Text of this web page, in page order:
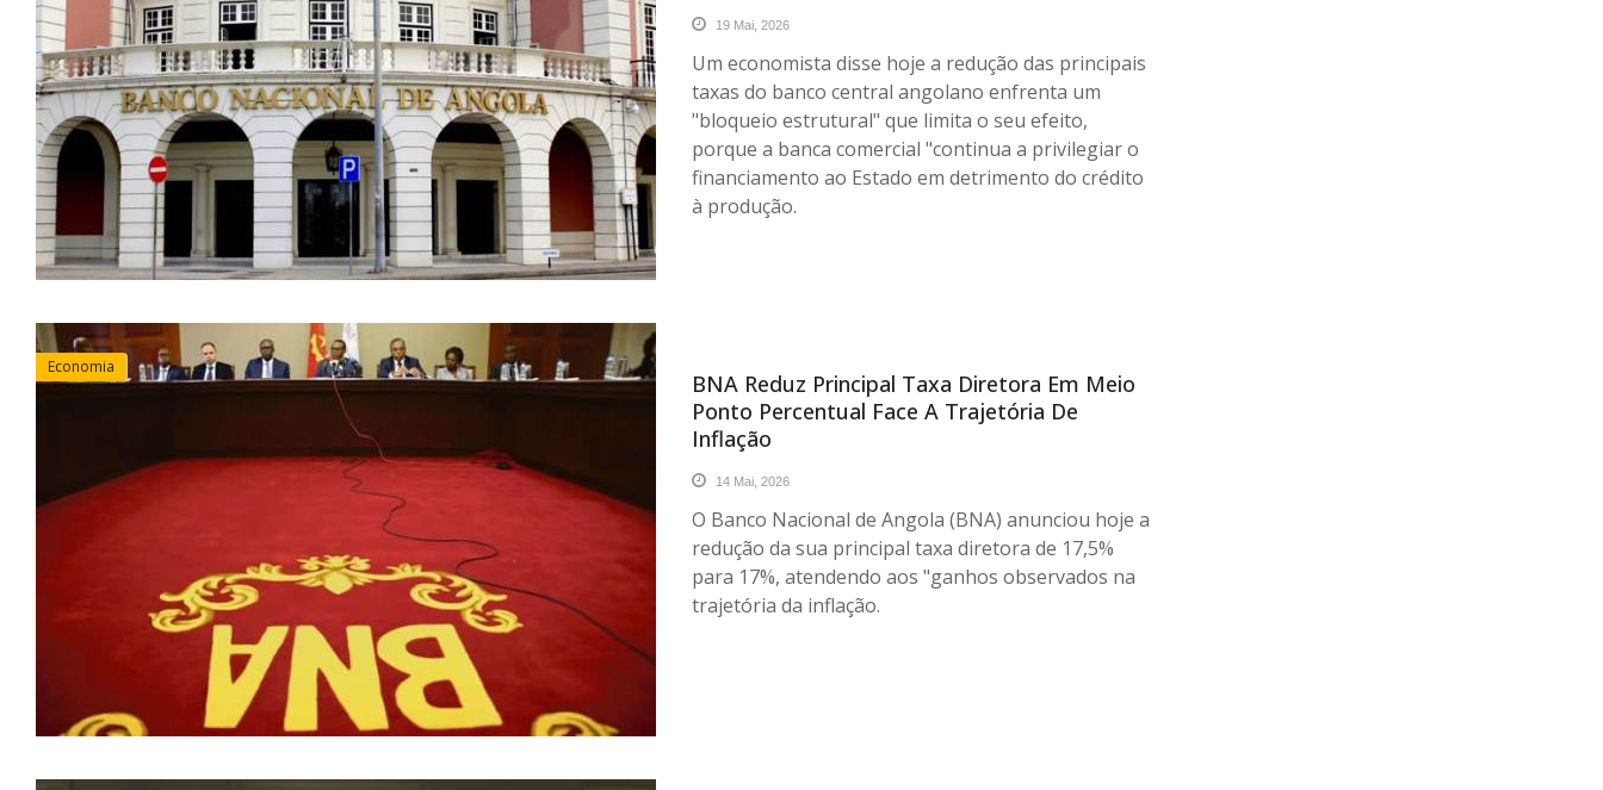
19 Mai, 2026
Um economista disse hoje a redução das principais
taxas do banco central angolano enfrenta um
"bloqueio estrutural" que limita o seu efeito,
porque a banca comercial "continua a privilegiar o
financiamento ao Estado em detrimento do crédito
à produção.
Economia
BNA Reduz Principal Taxa Diretora Em Meio
Ponto Percentual Face A Trajetória De
Inflação
14 Mai, 2026
O Banco Nacional de Angola (BNA) anunciou hoje a
redução da sua principal taxa diretora de 17,5%
para 17%, atendendo aos "ganhos observados na
trajetória da inflação.